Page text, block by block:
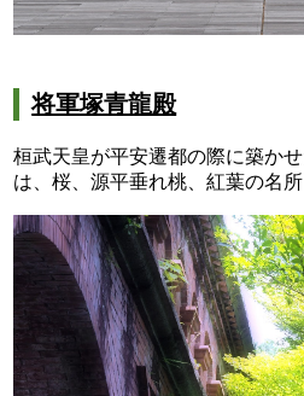
将軍塚青龍殿
桓武天皇が平安遷都の際に築か
は、桜、源平垂れ桃、紅葉の名所